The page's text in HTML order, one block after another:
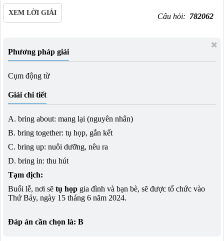
XEM LỜI GIẢI Câu hỏi: 782062
Phương pháp giải
Cụm động từ
Giải chi tiết
A. bring about: mang lại (nguyên nhân)
B. bring together: tụ họp, gắn kết
C. bring up: nuôi dưỡng, nêu ra
D. bring in: thu hút
Tạm dịch:
Buổi lễ, nơi sẽ tụ họp gia đình và bạn bè, sẽ được tổ chức vào
Thứ Bảy, ngày 15 tháng 6 năm 2024.
Đáp án cần chọn là: B